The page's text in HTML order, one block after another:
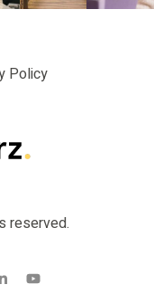
Policy
reserved.